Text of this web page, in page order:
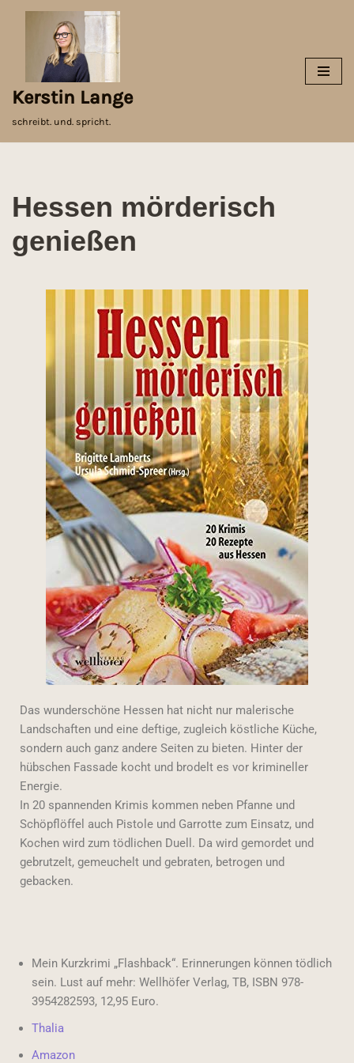
springen
Kerstin Lange
schreibt. und. spricht.
Hessen mörderisch
genießen
Das wunderschöne Hessen hat nicht nur malerische
Landschaften und eine deftige, zugleich köstliche Küche,
sondern auch ganz andere Seiten zu bieten. Hinter der
hübschen Fassade kocht und brodelt es vor krimineller
Energie.
In 20 spannenden Krimis kommen neben Pfanne und
Schöpflöffel auch Pistole und Garrotte zum Einsatz, und
Kochen wird zum tödlichen Duell. Da wird gemordet und
gebrutzelt, gemeuchelt und gebraten, betrogen und
gebacken.
Mein Kurzkrimi „Flashback“. Erinnerungen können tödlich
sein. Lust auf mehr: Wellhöfer Verlag, TB, ISBN 978-
3954282593, 12,95 Euro.
Thalia
Amazon